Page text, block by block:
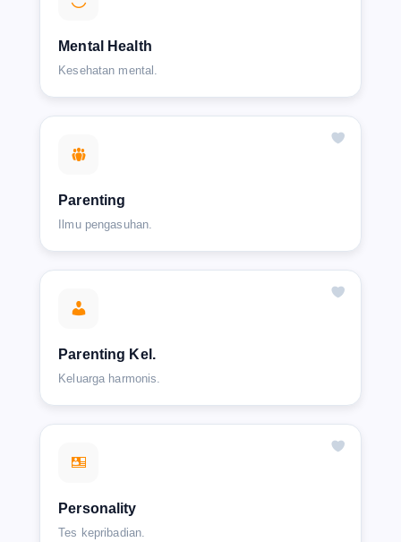
Mental Health
Kesehatan mental.
Parenting
Ilmu pengasuhan.
Parenting Kel.
Keluarga harmonis.
Personality
Tes kepribadian.